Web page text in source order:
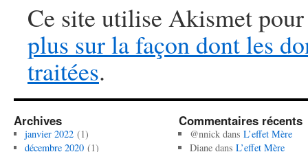
Ce site utilise Akismet
plus sur la façon dont les
traitées.
Archives
janvier 2022(1)
décembre 2020(1)
Commentaires récents
@nnickdans L’effet Mère
Dianedans L’effet Mère